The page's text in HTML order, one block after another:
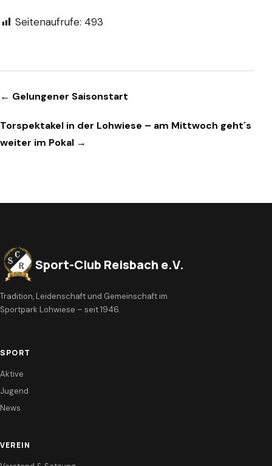
Seitenaufrufe: 493
Beitragsnavigation
← Gelungener Saisonstart
Torspektakel in der Lohwiese – am Mittwoch geht´s
weiter im Pokal →
Sport-Club Reisbach e.V.
Tradition, Leidenschaft und Gemeinschaft im
Sportpark Lohwiese – seit 1946.
SPORT
Aktive
Jugend
News
VEREIN